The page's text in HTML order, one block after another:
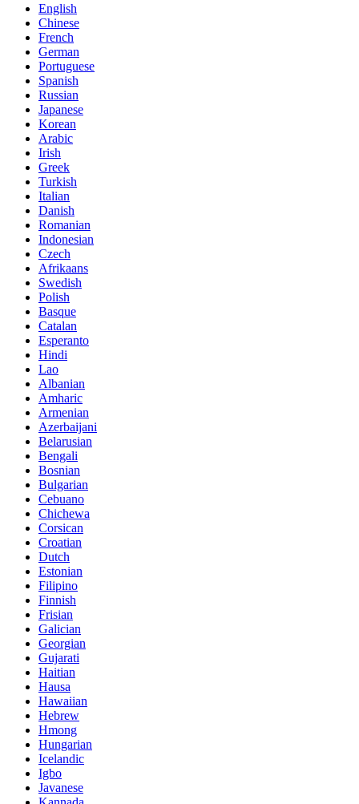
English
Chinese
French
German
Portuguese
Spanish
Russian
Japanese
Korean
Arabic
Irish
Greek
Turkish
Italian
Danish
Romanian
Indonesian
Czech
Afrikaans
Swedish
Polish
Basque
Catalan
Esperanto
Hindi
Lao
Albanian
Amharic
Armenian
Azerbaijani
Belarusian
Bengali
Bosnian
Bulgarian
Cebuano
Chichewa
Corsican
Croatian
Dutch
Estonian
Filipino
Finnish
Frisian
Galician
Georgian
Gujarati
Haitian
Hausa
Hawaiian
Hebrew
Hmong
Hungarian
Icelandic
Igbo
Javanese